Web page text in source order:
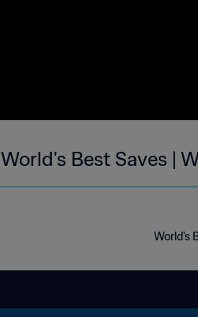
World's Best Saves |
World's